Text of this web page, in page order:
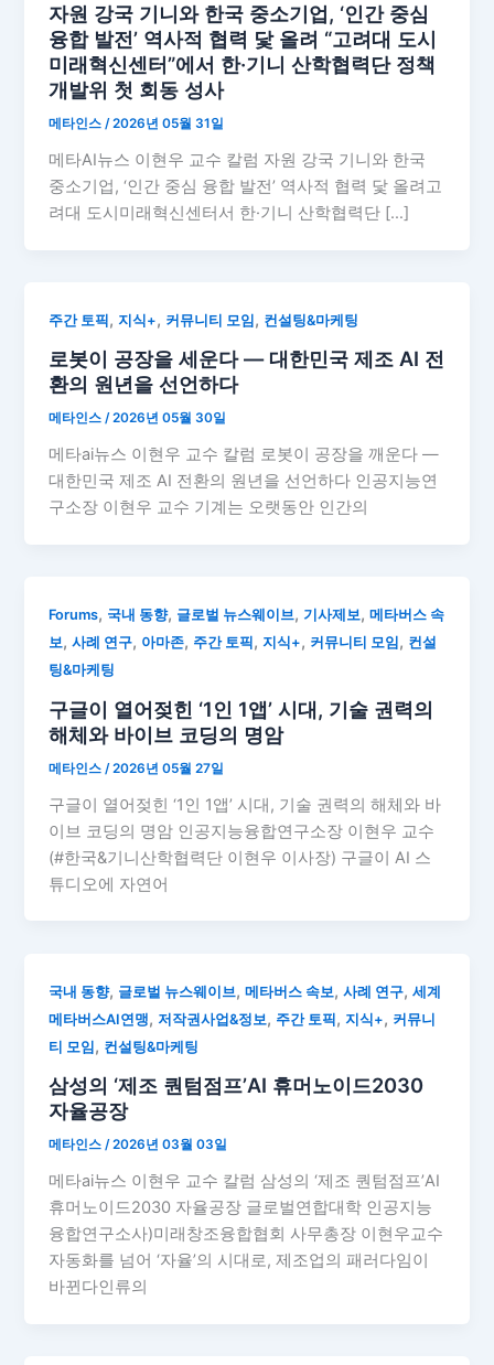
자원 강국 기니와 한국 중소기업, ‘인간 중심
융합 발전’ 역사적 협력 닻 올려 “고려대 도시
미래혁신센터”에서 한·기니 산학협력단 정책
개발위 첫 회동 성사
메타인스/2026년 05월 31일
메타AI뉴스 이현우 교수 칼럼 자원 강국 기니와 한국
중소기업, ‘인간 중심 융합 발전’ 역사적 협력 닻 올려고
려대 도시미래혁신센터서 한·기니 산학협력단 […]
주간 토픽 ,지식+, 커뮤니티 모임 , 컨설팅&마케팅
로봇이 공장을 세운다 — 대한민국 제조 AI 전
환의 원년을 선언하다
메타인스/2026년 05월 30일
메타ai뉴스 이현우 교수 칼럼 로봇이 공장을 깨운다 —
대한민국 제조 AI 전환의 원년을 선언하다 인공지능연
구소장 이현우 교수 기계는 오랫동안 인간의
Forums, 국내 동향, 글로벌 뉴스웨이브, 기사제보,메타버스 속
보,사례 연구, 아마존, 주간 토픽 ,지식+, 커뮤니티 모임 , 컨설
팅&마케팅
구글이 열어젖힌 ‘1인 1앱’ 시대, 기술 권력의
해체와 바이브 코딩의 명암
메타인스 /2026년 05월 27일
구글이 열어젖힌 ‘1인 1앱’ 시대, 기술 권력의 해체와 바
이브 코딩의 명암 인공지능융합연구소장 이현우 교수
(#한국&기니산학협력단 이현우 이사장) 구글이 AI 스
튜디오에 자연어
국내 동향, 글로벌 뉴스웨이브,메타버스 속보,사례 연구,세계
메타버스AI연맹,저작권사업&정보, 주간 토픽,지식+, 커뮤니
티 모임, 컨설팅&마케팅
삼성의 ‘제조 퀀텀점프’AI 휴머노이드2030
자율공장
메타인스/2026년 03월 03일
메타ai뉴스 이현우 교수 칼럼 삼성의 ‘제조 퀀텀점프’AI
휴머노이드2030 자율공장 글로벌연합대학 인공지능
융합연구소사)미래창조융합협회 사무총장 이현우교수
자동화를 넘어 ‘자율’의 시대로, 제조업의 패러다임이
바뀐다인류의